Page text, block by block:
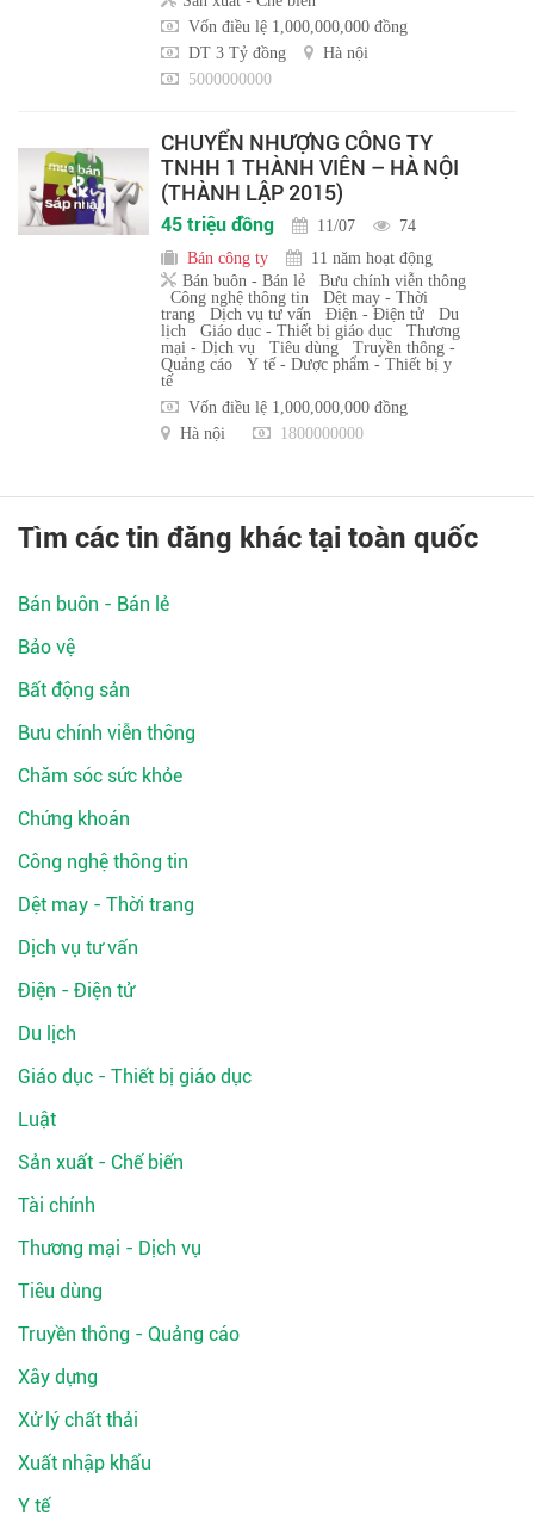
Vốn điều lệ 1,000,000,000 đồng
DT 3 Tỷ đồng
Hà nội
5000000000
CHUYỂN NHƯỢNG CÔNG TY
TNHH 1 THÀNH VIÊN – HÀ NỘI
(THÀNH LẬP 2015)
45 triệu đồng 11/07
74
Bán công ty
11 năm hoạt động
Bán buôn - Bán lẻ
Bưu chính viễn thông
Công nghệ thông tin
Dệt may - Thời
trang
Dịch vụ tư vấn Điện - Điện tử
Du
lịch
Giáo dục - Thiết bị giáo dục
Thương
mại - Dịch vụ
Tiêu dùng
Truyền thông -
Quảng cáo
Y tế - Dược phẩm - Thiết bị y
tế
Vốn điều lệ 1,000,000,000 đồng
Hà nội
1800000000
Tìm các tin đăng khác tại toàn quốc
Bán buôn - Bán lẻ
Bảo vệ
Bất động sản
Bưu chính viễn thông
Chăm sóc sức khỏe
Chứng khoán
Công nghệ thông tin
Dệt may - Thời trang
Dịch vụ tư vấn
Điện - Điện tử
Du lịch
Giáo dục - Thiết bị giáo dục
Luật
Sản xuất - Chế biến
Tài chính
Thương mại - Dịch vụ
Tiêu dùng
Truyền thông - Quảng cáo
Xây dựng
Xử lý chất thải
Xuất nhập khẩu
Y tế